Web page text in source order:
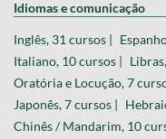
Idiomas e comunicação
Inglês, 31 cursos |
Italiano, 10 cursos |
Oratória e Locução, 7
Japonês, 7 cursos |
Chinês / Mandarim, 10